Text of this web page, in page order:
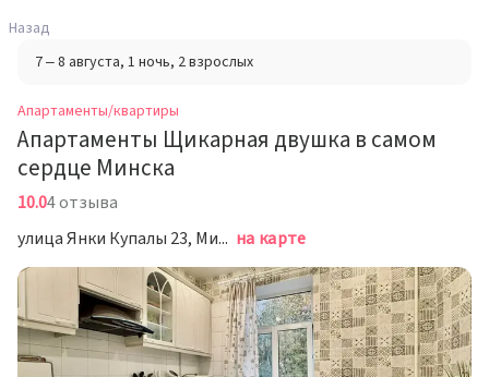
Минска,
Минск,
Беларусь
Назад
7 – 8 августа, 1 ночь, 2 взрослых
Апартаменты/квартиры
Апартаменты Щикарная двушка в самом
сердце Минска
10.04 отзыва
улица Янки Купалы 23, Минск на карте